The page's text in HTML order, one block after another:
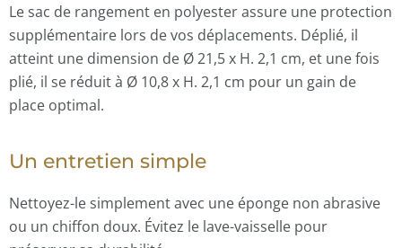
Le sac de rangement en polyester assure une protection
supplémentaire lors de vos déplacements. Déplié, il
atteint une dimension de Ø 21,5 x H. 2,1 cm, et une fois
plié, il se réduit à Ø 10,8 x H. 2,1 cm pour un gain de
place optimal.
Un entretien simple
Nettoyez-le simplement avec une éponge non abrasive
ou un chiffon doux. Évitez le lave-vaisselle pour